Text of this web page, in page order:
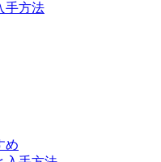
手方法
め